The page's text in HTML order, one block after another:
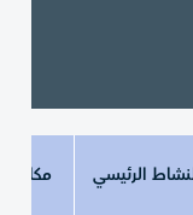
الرئيسي مكان